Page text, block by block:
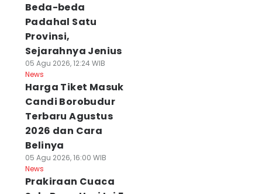
Beda-beda
Padahal Satu
Provinsi,
Sejarahnya Jenius
05 Agu 2026, 12:24 WIB
News
Harga Tiket Masuk
Candi Borobudur
Terbaru Agustus
2026 dan Cara
Belinya
05 Agu 2026, 16:00 WIB
News
Prakiraan Cuaca